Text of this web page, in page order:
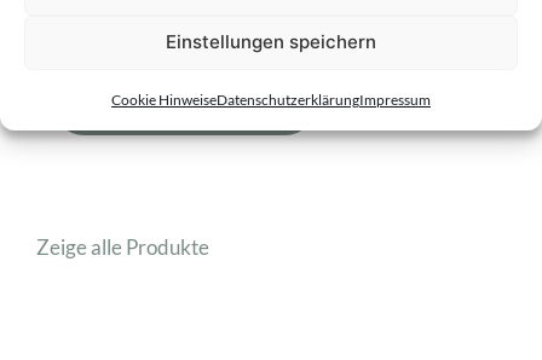
Einstellungen speichern
Cookie HinweiseDatenschutzerklärungImpressum
Filter zurücksetzen
Zeige alle Produkte